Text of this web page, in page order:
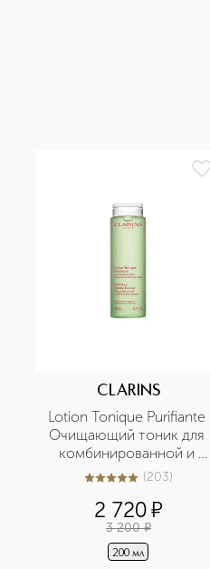
CLARINS
Lotion Tonique Purifiante
Очищающий тоник для
комбинированной и
жирной кожи
5из 5203 (203)
2 720¤
3 200 ¤
200 мл